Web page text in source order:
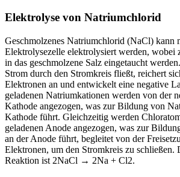
Elektrolyse von Natriumchlorid
Geschmolzenes Natriumchlorid (NaCl) kann
Elektrolysezelle elektrolysiert werden, wobei
in das geschmolzene Salz eingetaucht
Strom durch den Stromkreis fließt, reichert
Elektronen an und entwickelt eine negative
geladenen Natriumkationen werden von der
Kathode angezogen, was zur Bildung von
Kathode führt. Gleichzeitig werden
geladenen Anode angezogen, was zur
an der Anode führt, begleitet von der
Elektronen, um den Stromkreis zu schließen.
Reaktion ist 2NaCl → 2Na + Cl2.